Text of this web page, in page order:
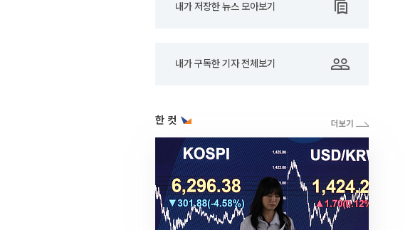
내가 저장한 뉴스 모아보기
내가 구독한 기자 전체보기
한 컷